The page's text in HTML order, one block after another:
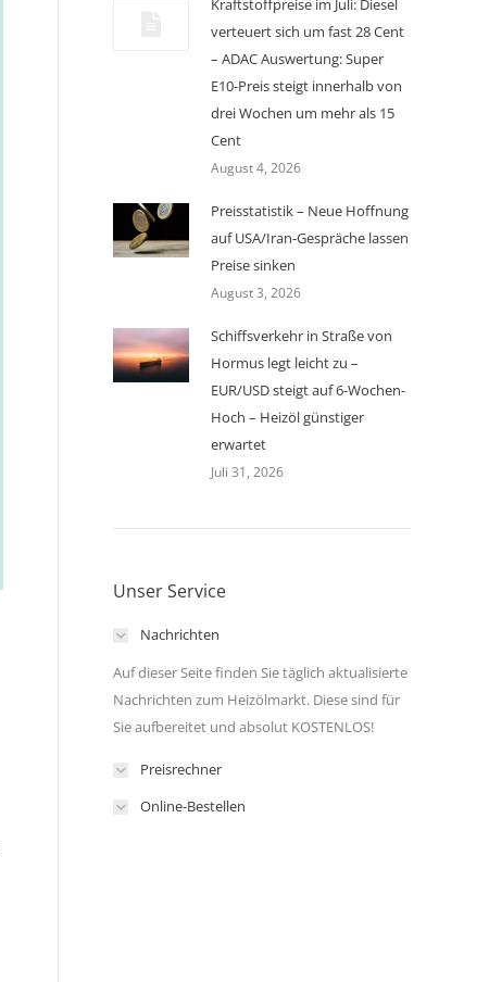
Kraftstoffpreise im Juli: Diesel
verteuert sich um fast 28 Cent
– ADAC Auswertung: Super
E10-Preis steigt innerhalb von
drei Wochen um mehr als 15
Cent
August 4, 2026
Preisstatistik – Neue Hoffnung
auf USA/Iran-Gespräche lassen
Preise sinken
August 3, 2026
Schiffsverkehr in Straße von
Hormus legt leicht zu –
EUR/USD steigt auf 6-Wochen-
Hoch – Heizöl günstiger
erwartet
Juli 31, 2026
Unser Service
Nachrichten
Auf dieser Seite finden Sie täglich aktualisierte
Nachrichten zum Heizölmarkt. Diese sind für
Sie aufbereitet und absolut KOSTENLOS!
Preisrechner
Online-Bestellen